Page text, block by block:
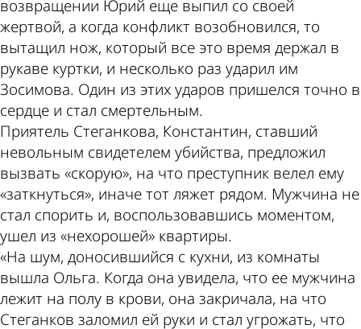
возвращении Юрий еще выпил со своей
жертвой, а когда конфликт возобновился, то
вытащил нож, который все это время держал в
рукаве куртки, и несколько раз ударил им
Зосимова. Один из этих ударов пришелся точно в
сердце и стал смертельным.
Приятель Стеганкова, Константин, ставший
невольным свидетелем убийства, предложил
вызвать «скорую», на что преступник велел ему
«заткнуться», иначе тот ляжет рядом. Мужчина не
стал спорить и, воспользовавшись моментом,
ушел из «нехорошей» квартиры.
«На шум, доносившийся с кухни, из комнаты
вышла Ольга. Когда она увидела, что ее мужчина
лежит на полу в крови, она закричала, на что
Стеганков заломил ей руки и стал угрожать, что